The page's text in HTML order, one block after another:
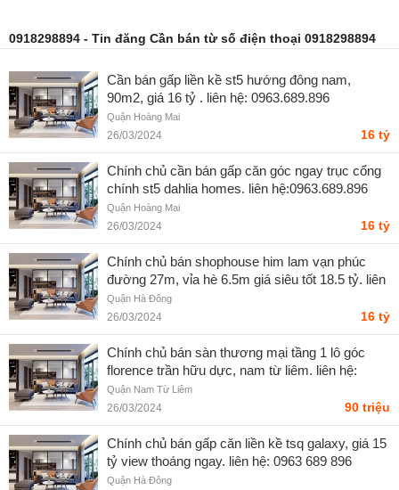
0918298894 - Tin đăng Cần bán từ số điện thoại 0918298894
Cần bán gấp liền kề st5 hướng đông nam,
90m2, giá 16 tỷ . liên hệ: 0963.689.896
Quận Hoàng Mai
26/03/2024 16 tỷ
Chính chủ cần bán gấp căn góc ngay trục cổng
chính st5 dahlia homes. liên hệ:0963.689.896
Quận Hoàng Mai
26/03/2024 16 tỷ
Chính chủ bán shophouse him lam vạn phúc
đường 27m, vỉa hè 6.5m giá siêu tốt 18.5 tỷ. liên
hệ 0963689896
Quận Hà Đông
26/03/2024 16 tỷ
Chính chủ bán sàn thương mại tầng 1 lô góc
florence trần hữu dực, nam từ liêm. liên hệ:
0963.689.896
Quận Nam Từ Liêm
26/03/2024 90 triệu
Chính chủ bán gấp căn liền kề tsq galaxy, giá 15
tỷ view thoáng ngay. liên hệ: 0963 689 896
Quận Hà Đông